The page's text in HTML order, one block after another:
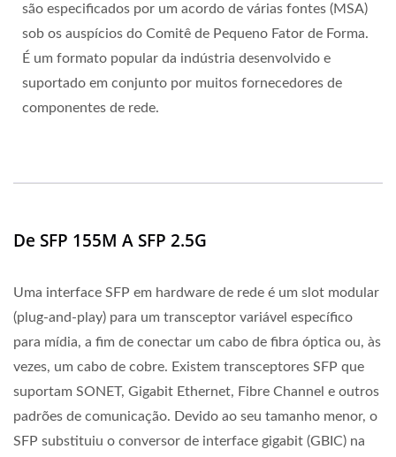
são especificados por um acordo de várias fontes (MSA)
sob os auspícios do Comitê de Pequeno Fator de Forma.
É um formato popular da indústria desenvolvido e
suportado em conjunto por muitos fornecedores de
componentes de rede.
De SFP 155M A SFP 2.5G
Uma interface SFP em hardware de rede é um slot modular
(plug-and-play) para um transceptor variável específico
para mídia, a fim de conectar um cabo de fibra óptica ou, às
vezes, um cabo de cobre. Existem transceptores SFP que
suportam SONET, Gigabit Ethernet, Fibre Channel e outros
padrões de comunicação. Devido ao seu tamanho menor, o
SFP substituiu o conversor de interface gigabit (GBIC) na